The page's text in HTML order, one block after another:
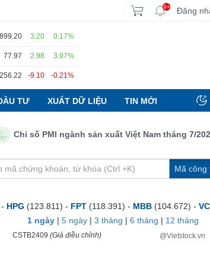
9+ Đăng
3.20 0.17%
77.97 2.98 3.97%
-9.10 -0.21%
TƯ XUẤT DỮ LIỆU TIN MỚI
số PMI ngành sản xuất Việt Nam tháng 7/2026:
Mã công
HPG (123.811) - FPT (118.391) - MBB (104.672) -
1 ngày | 5 ngày | 3 tháng | 6 tháng | 12 tháng
CSTB2409 (Giá điều chỉnh) @Vietstock.vn
Dịch vụ